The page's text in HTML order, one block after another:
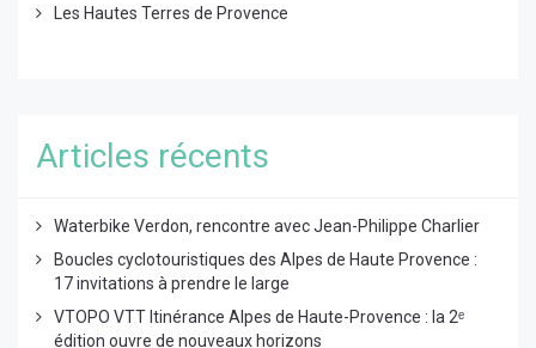
Les Hautes Terres de Provence
Articles récents
Waterbike Verdon, rencontre avec Jean-Philippe Charlier
Boucles cyclotouristiques des Alpes de Haute Provence :
17 invitations à prendre le large
VTOPO VTT Itinérance Alpes de Haute-Provence : la 2ᵉ
édition ouvre de nouveaux horizons